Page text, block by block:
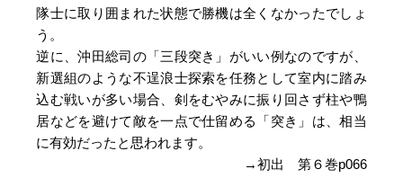
隊士に取り囲まれた状態で勝機は全くなかったでしょ
う。
逆に、沖田総司の「三段突き」がいい例なのですが、
新選組のような不逞浪士探索を任務として室内に踏み
込む戦いが多い場合、剣をむやみに振り回さず柱や鴨
居などを避けて敵を一点で仕留める「突き」は、相当
に有効だったと思われます。
→初出 第６巻p066